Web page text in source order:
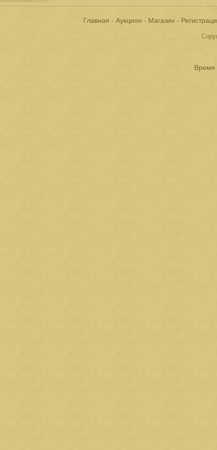
Главная - Аукцион - Магазин -
Время